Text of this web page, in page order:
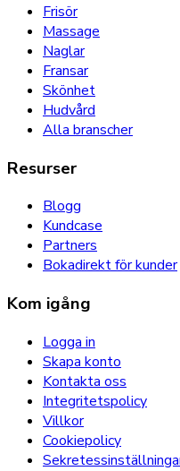
Frisör
Massage
Naglar
Fransar
Skönhet
Hudvård
Alla branscher
Resurser
Blogg
Kundcase
Partners
Bokadirekt för kunder
Kom igång
Logga in
Skapa konto
Kontakta oss
Integritetspolicy
Villkor
Cookiepolicy